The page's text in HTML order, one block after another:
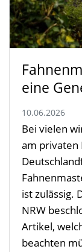
eine
10.06.2026
Bei vielen
am privaten
ist zulässig.
NRW
Artikel,
beachten